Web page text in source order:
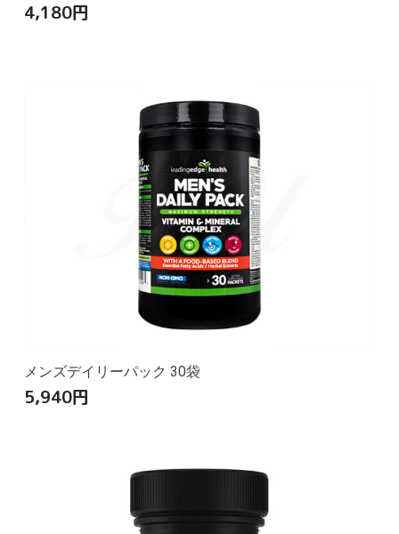
4,180円
メンズデイリーパック 30袋
5,940円